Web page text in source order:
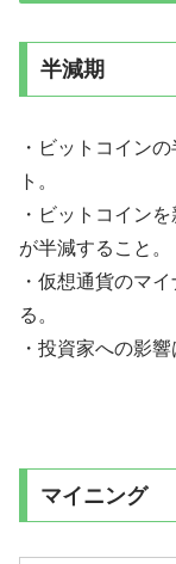
半減期
・ビットコイン
ト。
・ビットコイン
が半減すること。
・仮想通貨のマ
る。
・投資家への影
マイニング